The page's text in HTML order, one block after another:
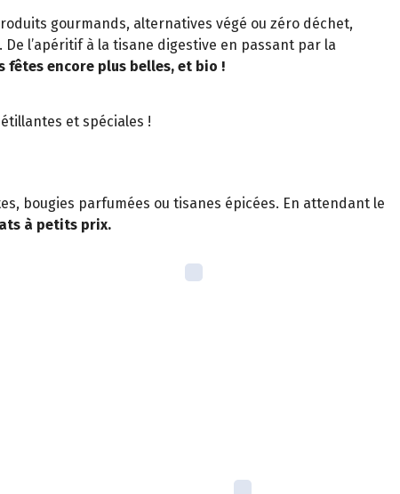
gourmands, alternatives végé ou zéro déchet,
l’apéritif à la tisane digestive en passant par la
fêtes encore plus belles, et bio !
et spéciales !
bougies parfumées ou tisanes épicées. En attendant le
à petits prix.